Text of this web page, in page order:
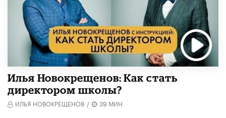
​Илья Новокрещенов: Как стать
директором школы?
ИЛЬЯ НОВОКРЕЩЕНОВ / 39 МИН.